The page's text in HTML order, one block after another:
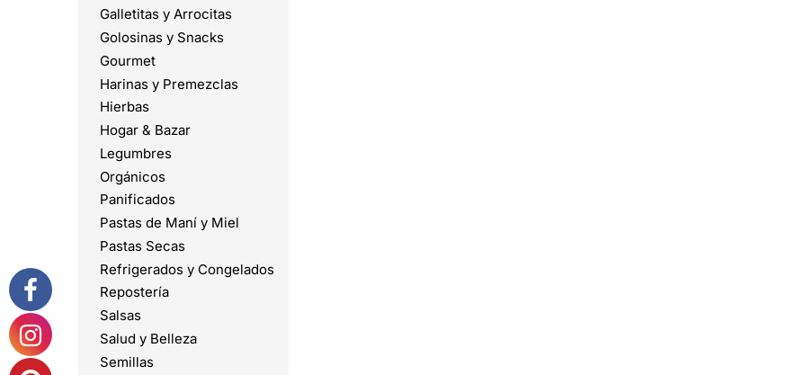
Galletitas y Arrocitas
Golosinas y Snacks
Gourmet
Harinas y Premezclas
Hierbas
Hogar & Bazar
Legumbres
Orgánicos
Panificados
Pastas de Maní y Miel
Pastas Secas
Refrigerados y Congelados
Repostería
Salsas
Salud y Belleza
Semillas